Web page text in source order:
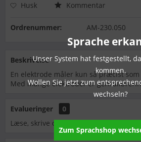
Husk Kommentar
Ordrenummer: AM-230.050
Beskrivelse
En elektrode måler kun så præcist
Med mange elektroder er
Evalueringer
0
Læse, skrive og diskutere
Sprache
Unser System hat festgestellt,
kommen.
Wollen Sie jetzt zum
wechseln?
Zum Sprachshop